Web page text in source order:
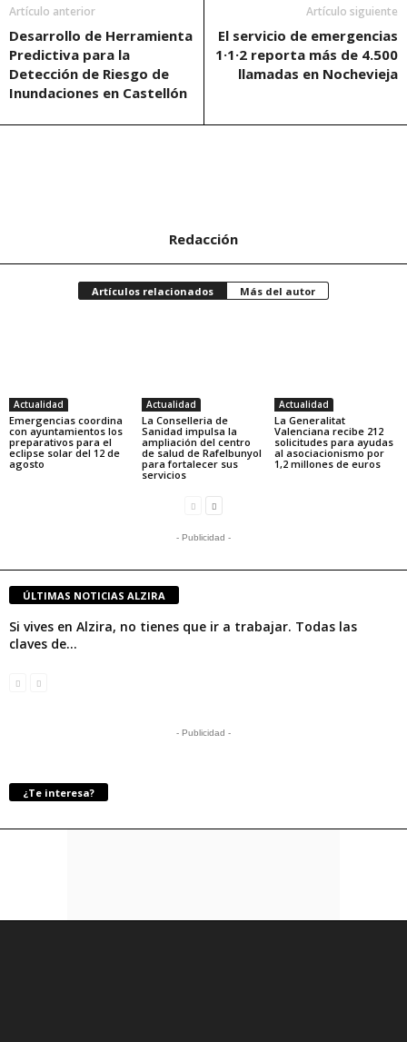
Artículo anterior
Desarrollo de Herramienta
Predictiva para la
Detección de Riesgo de
Inundaciones en Castellón
Artículo siguiente
El servicio de emergencias
1·1·2 reporta más de 4.500
llamadas en Nochevieja
Redacción
Artículos relacionados Más del autor
Actualidad
Emergencias coordina
con ayuntamientos los
preparativos para el
eclipse solar del 12 de
agosto
Actualidad
La Conselleria de
Sanidad impulsa la
ampliación del centro
de salud de Rafelbunyol
para fortalecer sus
servicios
Actualidad
La Generalitat
Valenciana recibe 212
solicitudes para ayudas
al asociacionismo por
1,2 millones de euros
- Publicidad -
ÚLTIMAS NOTICIAS ALZIRA
Si vives en Alzira, no tienes que ir a trabajar. Todas las
claves de...
- Publicidad -
¿Te interesa?